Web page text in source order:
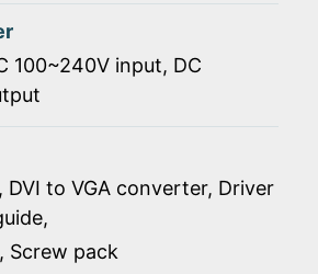
100~240V input, DC
DVI to VGA converter, Driver
Screw pack